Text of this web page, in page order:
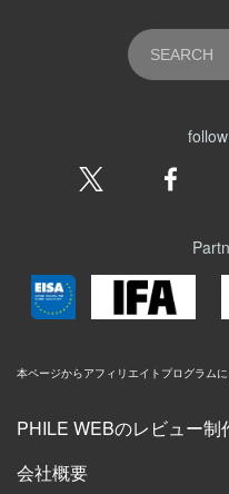
本ページからアフィリエイトプログラム
PHILE WEBのレビュー制
会社概要